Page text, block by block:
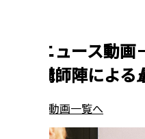
新着ニュース動画
一流講師陣による
ニュース動画一覧へ